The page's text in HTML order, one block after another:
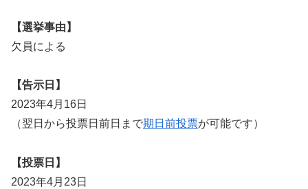
【選挙事由】
欠員による
【告示日】
2023年4月16日
（翌日から投票日前日まで期日前投票が可能です）
【投票日】
2023年4月23日